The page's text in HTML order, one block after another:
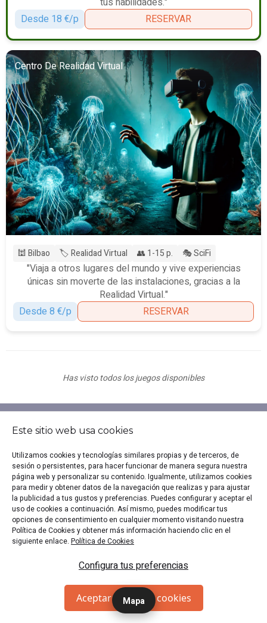
Desde 18 €/p
RESERVAR
Centro De Realidad Virtual
🕍 Bilbao 🏷️ Realidad Virtual 👥 1-15 p. 🎭 SciFi
"Viaja a otros lugares del mundo y vive experiencias
únicas sin moverte de las instalaciones, gracias a la
Realidad Virtual."
Desde 8 €/p
RESERVAR
Has visto todos los juegos disponibles
Mapa
SUSCRÍBETE
¿Quieres estar al tanto de nuestras ofertas y novedades?
¡Suscríbete a la Newsletter!
términos y condiciones
Enviar
MÁS ALLÁ DE ESCAPEUP
Este sitio web usa cookies
Utilizamos cookies y tecnologías similares propias y de terceros, de
sesión o persistentes, para hacer funcionar de manera segura nuestra
página web y personalizar su contenido. Igualmente, utilizamos cookies
para medir y obtener datos de la navegación que realizas y para ajustar
la publicidad a tus gustos y preferencias. Puedes configurar y aceptar el
uso de cookies a continuación. Así mismo, puedes modificar tus
opciones de consentimiento en cualquier momento visitando nuestra
Política de Cookies y obtener más información haciendo clic en el
siguiente enlace. Política de Cookies
Configura tus preferencias
Aceptar todas las cookies